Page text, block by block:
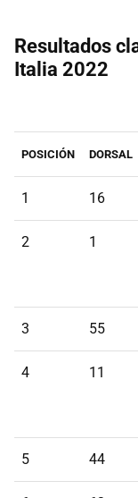
Resultados
Italia 2022
POSICIÓN DORSAL
1 16
2 1
3 55
4 11
5 44